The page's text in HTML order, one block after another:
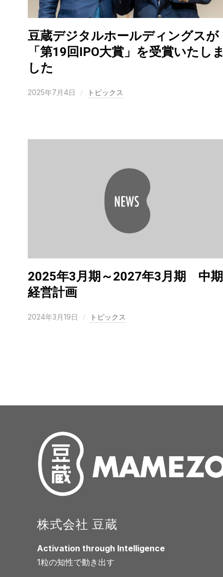
豆蔵デジタルホールディングスが
「第19回IPO大賞」を受賞いたしま
した
2025年7月4日 トピックス
2025年3月期～2027年3月期 中期
経営計画
2024年3月19日 トピックス
株式会社 豆蔵
Activation through Intelligence
1粒の知性で動き出す